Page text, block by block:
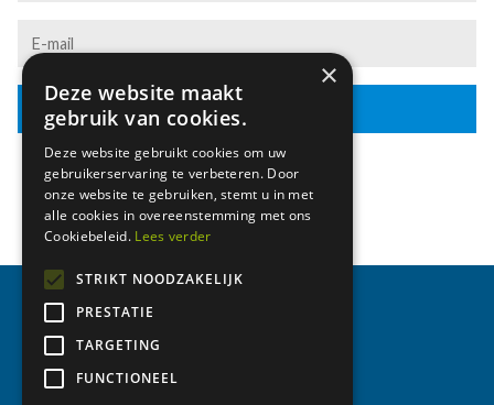
mail
HOME
OVER ONS
BESTELHISTORIEK
CONTACT
×
Deze website maakt
gebruik van cookies.
Deze website gebruikt cookies om uw
gebruikerservaring te verbeteren. Door
onze website te gebruiken, stemt u in met
alle cookies in overeenstemming met ons
Cookiebeleid. Lees verder
STRIKT NOODZAKELIJK
PRESTATIE
TARGETING
FUNCTIONEEL